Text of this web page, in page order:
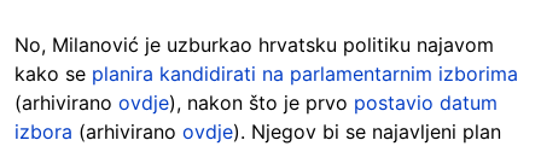
No, Milanović je uzburkao hrvatsku politiku najavom
kako se planira kandidirati na parlamentarnim izborima
(arhivirano ovdje), nakon što je prvo postavio datum
izbora (arhivirano ovdje). Njegov bi se najavljeni plan